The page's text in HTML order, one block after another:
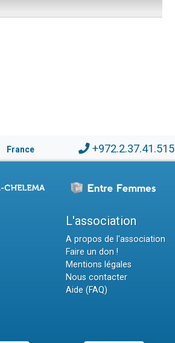
France +972.2.37.41.515
L'association
A propos de l'association
Faire un don !
Mentions légales
Nous contacter
Aide (FAQ)